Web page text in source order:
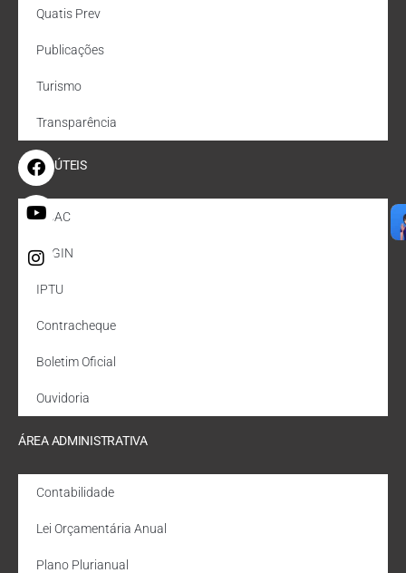
Quatis Prev
Publicações
Turismo
Transparência
LINKS ÚTEIS
e-CAC
REGIN
IPTU
Contracheque
Boletim Oficial
Ouvidoria
ÁREA ADMINISTRATIVA
Contabilidade
Lei Orçamentária Anual
Plano Plurianual